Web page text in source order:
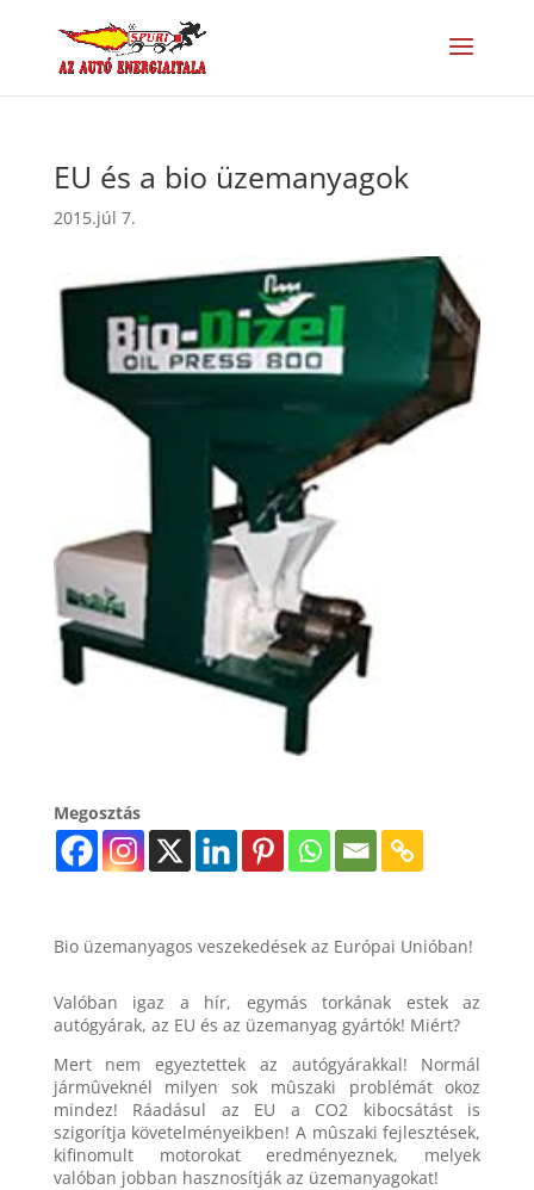
EU és a bio üzemanyagok
2015.júl 7.
Megosztás
Bio üzemanyagos veszekedések az Európai Unióban!
Valóban igaz a hír, egymás torkának estek az
autógyárak, az EU és az üzemanyag gyártók! Miért?
Mert nem egyeztettek az autógyárakkal! Normál
jármûveknél milyen sok mûszaki problémát okoz
mindez! Ráadásul az EU a CO2 kibocsátást is
szigorítja követelményeikben! A mûszaki fejlesztések,
kifinomult motorokat eredményeznek, melyek
valóban jobban hasznosítják az üzemanyagokat!